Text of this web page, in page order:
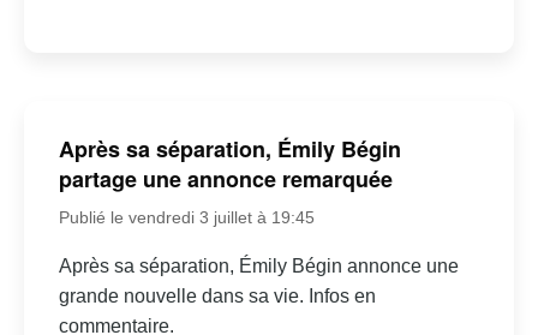
Après sa séparation, Émily Bégin
partage une annonce remarquée
Publié le vendredi 3 juillet à 19:45
Après sa séparation, Émily Bégin annonce une
grande nouvelle dans sa vie. Infos en
commentaire.